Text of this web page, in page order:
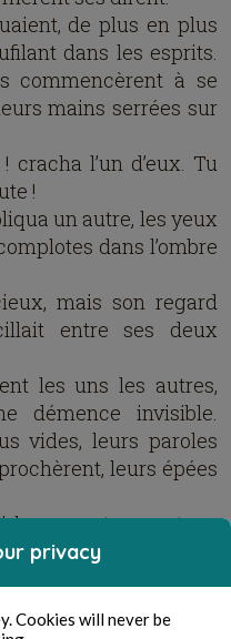
de plus en plus
dans les esprits.
commencèrent à se
mains serrées sur
cracha l’un d’eux. Tu
!
un autre, les yeux
dans l’ombre
mais son regard
entre ses deux
les uns les autres,
démence invisible.
vides, leurs paroles
leurs épées
en se retournant.
êtes des frères
privacy
Cookies will never be